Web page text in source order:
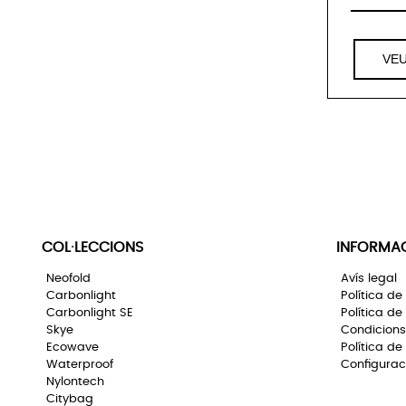
COL·LECCIONS
Neofold
Carbonlight
Carbonlight SE
Skye
Ecowave
Waterproof
Nylontech
Citybag
Avís legal
Política
Política de
Política de